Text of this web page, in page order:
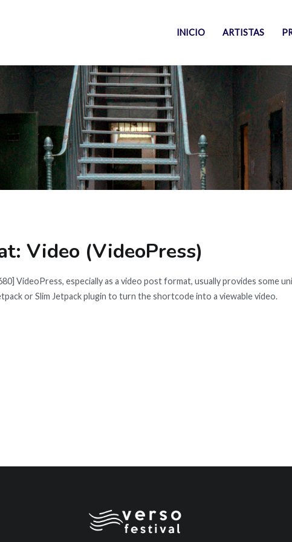
INICIO ARTISTAS
Video (VideoPress)
VideoPress, especially as a video post format, usually provides some
or Slim Jetpack plugin to turn the shortcode into a viewable video.